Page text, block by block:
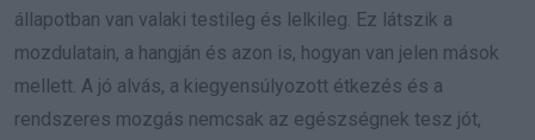
állapotban van valaki testileg és lelkileg. Ez látszik a
mozdulatain, a hangján és azon is, hogyan van jelen mások
mellett. A jó alvás, a kiegyensúlyozott étkezés és a
rendszeres mozgás nemcsak az egészségnek tesz jót,